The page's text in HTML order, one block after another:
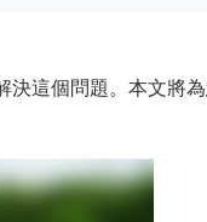
這個問題。本文將